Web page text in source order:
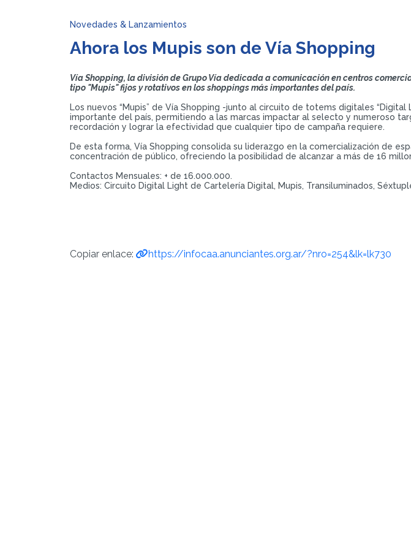
Novedades & Lanzamientos
Ahora los Mupis son de Vía Shopping
Vía Shopping, la división de Grupo Vía dedicada a comunicación en centros
tipo "Mupis" fijos y rotativos en los shoppings más importantes del país.
Los nuevos “Mupis” de Vía Shopping -junto al circuito de totems digitales
importante del país, permitiendo a las marcas impactar al selecto y numeroso
recordación y lograr la efectividad que cualquier tipo de campaña requiere.
De esta forma, Vía Shopping consolida su liderazgo en la comercialización de
concentración de público, ofreciendo la posibilidad de alcanzar a más de 16
Contactos Mensuales: + de 16.000.000.
Medios: Circuito Digital Light de Cartelería Digital, Mupis, Transiluminados,
Copiar enlace: https://infocaa.anunciantes.org.ar/?nro=254&lk=lk730